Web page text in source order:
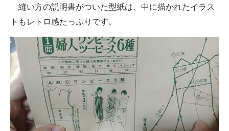
縫い方の説明書がついた型紙は、中に描かれたイラス
トもレトロ感たっぷりです。